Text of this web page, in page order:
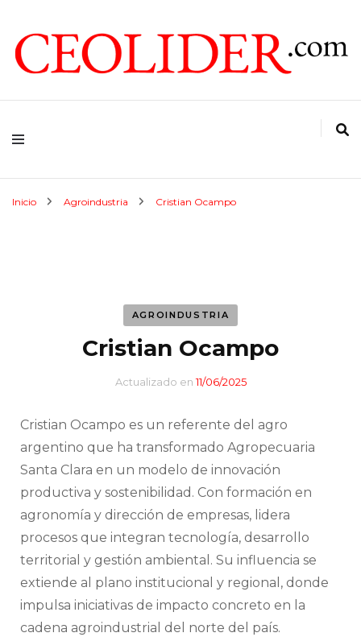
CEOLIDER.COM
Inicio Agroindustria Cristian Ocampo
AGROINDUSTRIA
Cristian Ocampo
Actualizado en11/06/2025
Cristian Ocampo es un referente del agro
argentino que ha transformado Agropecuaria
Santa Clara en un modelo de innovación
productiva y sostenibilidad. Con formación en
agronomía y dirección de empresas, lidera
procesos que integran tecnología, desarrollo
territorial y gestión ambiental. Su influencia se
extiende al plano institucional y regional, donde
impulsa iniciativas de impacto concreto en la
cadena agroindustrial del norte del país.